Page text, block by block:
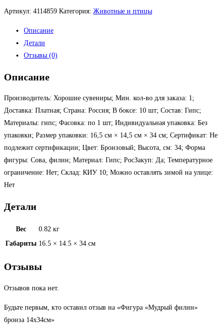
Артикул: 4114859 Категория: Животные и птицы
Описание
Детали
Отзывы (0)
Описание
Производитель: Хорошие сувениры; Мин. кол-во для заказа: 1;
Доставка: Платная; Страна: Россия; В боксе: 10 шт; Состав: Гипс;
Материалы: гипс; Фасовка: по 1 шт; Индивидуальная упаковка: Без
упаковки; Размер упаковки: 16,5 см × 14,5 см × 34 см; Сертификат: Не
подлежит сертификации; Цвет: Бронзовый; Высота, см: 34; Форма
фигуры: Сова, филин; Материал: Гипс; РосЗакуп: Да; Температурное
ограничение: Нет; Склад: КИУ 10; Можно оставлять зимой на улице:
Нет
Детали
Вес
0.82 кг
Габариты 16.5 × 14.5 × 34 см
Отзывы
Отзывов пока нет.
Будьте первым, кто оставил отзыв на «Фигура «Мудрый филин»
бронза 14х34см»